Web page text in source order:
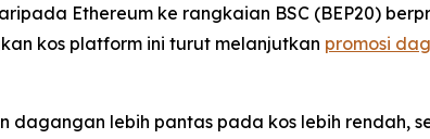
Ethereum ke rangkaian BSC (BEP20)
kos platform ini turut melanjutkan promosi
lebih pantas pada kos lebih rendah,